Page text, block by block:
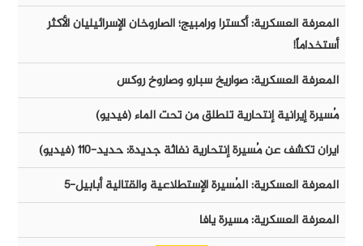
المعرفة العسكرية: أكسترا ورامبيج؛ الصاروخان الإسرائيليان الأكثر
أستخداماً!
المعرفة العسكرية: صواريخ سبارو وصاروخ روكس
مُسيرة إيرانية إنتحارية تنطلق من تحت الماء (فيديو)
ايران تكشف عن مُسيرة إنتحارية نفاثة جديدة: حديد-١١٠ (فيديو)
المعرفة العسكرية: المُسيرة الإستطلاعية والقتالية أبابيل-٥
المعرفة العسكرية: مسيرة يافا